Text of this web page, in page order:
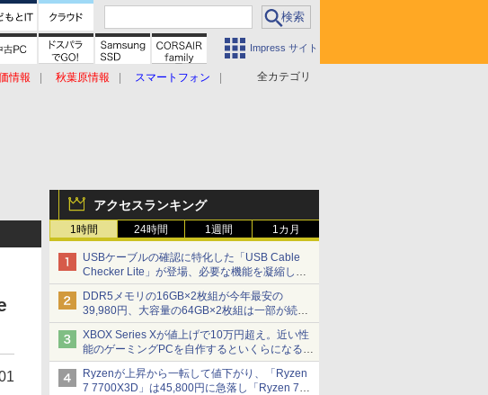
Impress サイト
全カテゴリ
情報 秋葉原情報
スマートフォン
アクセスランキング
1時間 24時間 1週間 1カ月
USBケーブルの確認に特化した「USB Cable
Checker Lite」が登場、必要な機能を凝縮しコ
ンパクトに 7日発売
DDR5メモリの16GB×2枚組が今年最安の
39,980円、大容量の64GB×2枚組は一部が続騰
[8月前半のメモリ価格]
XBOX Series Xが値上げで10万円超え。近い性
能のゲーミングPCを自作するといくらになる？
【石田賀津男の『酒の肴にPCゲーム』】
Ryzenが上昇から一転して値下がり、「Ryzen
7 7700X3D」は45,800円に急落し「Ryzen 7